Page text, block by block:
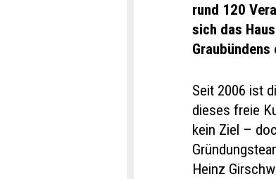
rund 120
sich das
Seit 2006 ist
dieses freie
kein Ziel –
Heinz